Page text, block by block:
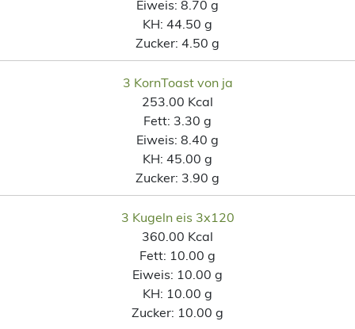
Eiweis: 8.70 g
KH: 44.50 g
Zucker: 4.50 g
3 KornToast von ja
253.00 Kcal
Fett: 3.30 g
Eiweis: 8.40 g
KH: 45.00 g
Zucker: 3.90 g
3 Kugeln eis 3x120
360.00 Kcal
Fett: 10.00 g
Eiweis: 10.00 g
KH: 10.00 g
Zucker: 10.00 g